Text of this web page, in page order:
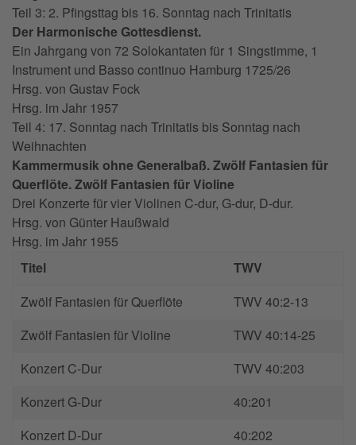
Teil 3: 2. Pfingsttag bis 16. Sonntag nach Trinitatis
Der Harmonische Gottesdienst.
Ein Jahrgang von 72 Solokantaten für 1 Singstimme, 1
Instrument und Basso continuo Hamburg 1725/26
Hrsg. von Gustav Fock
Hrsg. im Jahr 1957
Teil 4: 17. Sonntag nach Trinitatis bis Sonntag nach
Weihnachten
Kammermusik ohne Generalbaß. Zwölf Fantasien für
Querflöte. Zwölf Fantasien für Violine
Drei Konzerte für vier Violinen C-dur, G-dur, D-dur.
Hrsg. von Günter Haußwald
Hrsg. im Jahr 1955
Titel
TWV
Zwölf Fantasien für Querflöte
TWV 40:2-13
Zwölf Fantasien für Violine
TWV 40:14-25
Konzert C-Dur
TWV 40:203
Konzert G-Dur
40:201
Konzert D-Dur
40:202